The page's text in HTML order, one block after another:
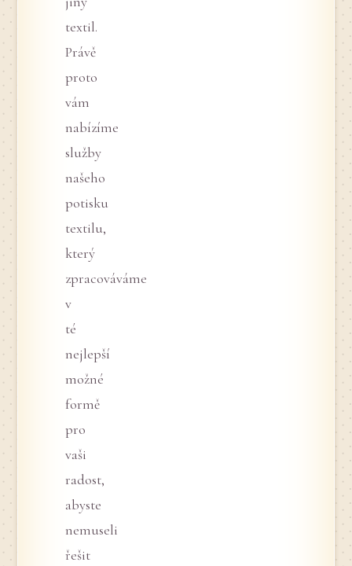
textil.
Právě
proto
vám
nabízíme
služby
našeho
potisku
textilu,
který
zpracováváme
v
té
nejlepší
možné
formě
pro
vaši
radost,
abyste
nemuseli
řešit